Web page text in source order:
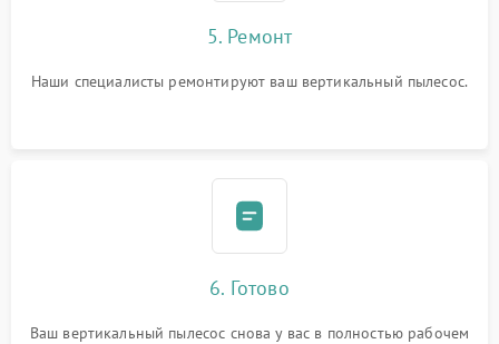
5. Ремонт
Наши специалисты ремонтируют ваш вертикальный пылесос.
6. Готово
Ваш вертикальный пылесос снова у вас в полностью рабочем